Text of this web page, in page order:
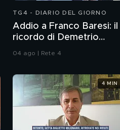
TG4 - DIARIO DEL GIORNO
Addio a Franco Baresi: il
ricordo di Demetrio
Albertini, Clarence
04 ago | Rete 4
4 MIN